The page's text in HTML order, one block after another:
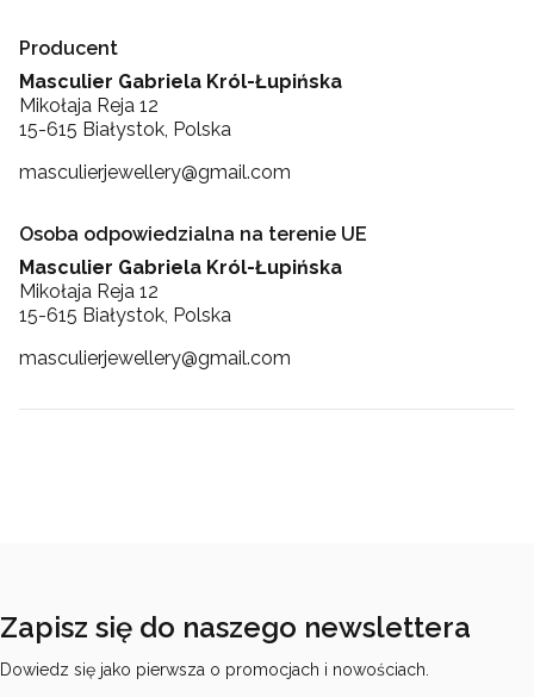
Producent
Masculier Gabriela Król-Łupińska
Mikołaja Reja 12
15-615 Białystok, Polska
masculierjewellery@gmail.com
Osoba odpowiedzialna na terenie UE
Masculier Gabriela Król-Łupińska
Mikołaja Reja 12
15-615 Białystok, Polska
masculierjewellery@gmail.com
Zapisz się do naszego newslettera
Dowiedz się jako pierwsza o promocjach i nowościach.